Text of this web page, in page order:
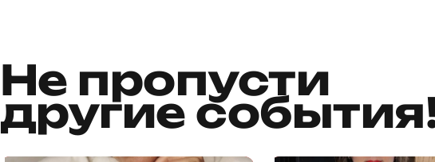
Не пропусти
другие